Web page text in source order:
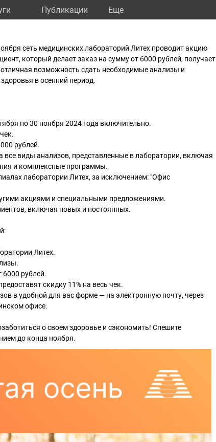
Публикации Eще
сеть медицинских лабораторий Литех проводит акцию
который делает заказ на сумму от 6000 рублей, получает
отличная возможность сдать необходимые анализы и
в осенний период.
по 30 ноября 2024 года включительно.
рублей.
все виды анализов, представленные в лаборатории, включая
и комплексные программы.
лаборатории Литех, за исключением: "Офис
акциями и специальными предложениями.
включая новых и постоянных.
Литех.
6000 рублей.
скидку 11% на весь чек.
в удобной для вас форме — на электронную почту, через
офисе.
о своем здоровье и сэкономить! Спешите
до конца ноября.